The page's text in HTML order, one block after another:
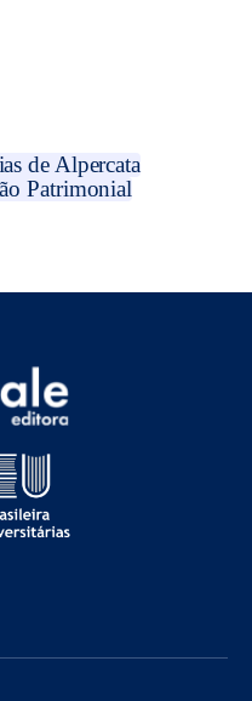
de Alpercata
Patrimonial